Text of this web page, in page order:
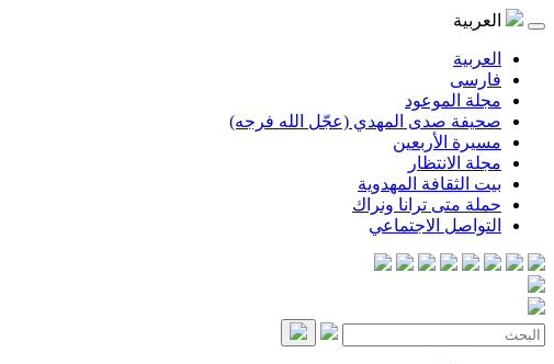
العربية
العربية
فارسی
مجلة الموعود
صحيفة صدى المهدي (عجّل الله فرجه)
مسيرة الأربعين
مجلة الانتظار
بيت الثقافة المهدوية
حملة متى ترانا ونراك
التواصل الاجتماعي